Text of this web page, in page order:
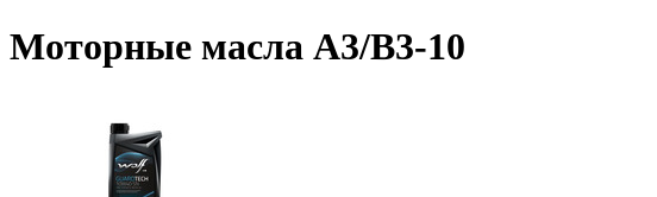
Моторные масла A3/B3-10